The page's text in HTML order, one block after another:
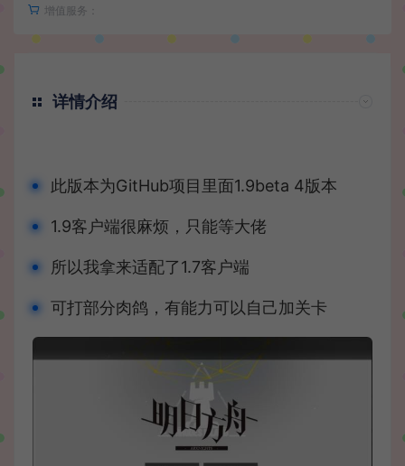
增值服务：
详情介绍
此版本为GitHub项目里面1.9beta 4版本
1.9客户端很麻烦，只能等大佬
所以我拿来适配了1.7客户端
可打部分肉鸽，有能力可以自己加关卡